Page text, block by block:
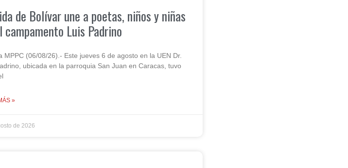
de Bolívar une a poetas, niños y niñas
campamento Luis Padrino
MPPC (06/08/26).- Este jueves 6 de agosto en la UEN Dr.
ubicada en la parroquia San Juan en Caracas, tuvo
»
de 2026